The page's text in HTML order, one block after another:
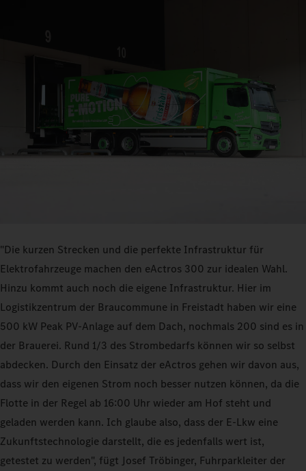
"Die kurzen Strecken und die perfekte Infrastruktur für
Elektrofahrzeuge machen den eActros 300 zur idealen Wahl.
Hinzu kommt auch noch die eigene Infrastruktur. Hier im
Logistikzentrum der Braucommune in Freistadt haben wir eine
500 kW Peak PV-Anlage auf dem Dach, nochmals 200 sind es in
der Brauerei. Rund 1/3 des Strombedarfs können wir so selbst
abdecken. Durch den Einsatz der eActros gehen wir davon aus,
dass wir den eigenen Strom noch besser nutzen können, da die
Flotte in der Regel ab 16:00 Uhr wieder am Hof steht und
geladen werden kann. Ich glaube also, dass der E-Lkw eine
Zukunftstechnologie darstellt, die es jedenfalls wert ist,
getestet zu werden", fügt Josef Tröbinger, Fuhrparkleiter der